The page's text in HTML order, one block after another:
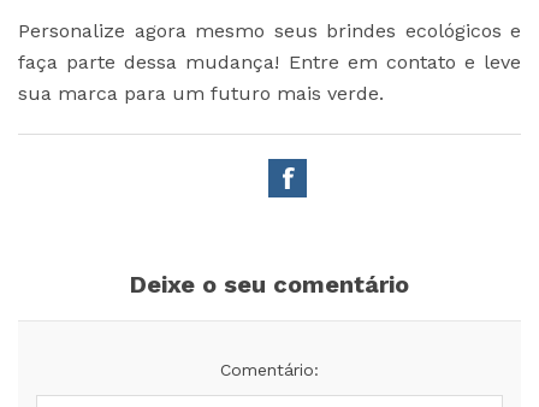
Personalize agora mesmo seus brindes ecológicos e
faça parte dessa mudança! Entre em contato e leve
sua marca para um futuro mais verde.
Deixe o seu comentário
Comentário: